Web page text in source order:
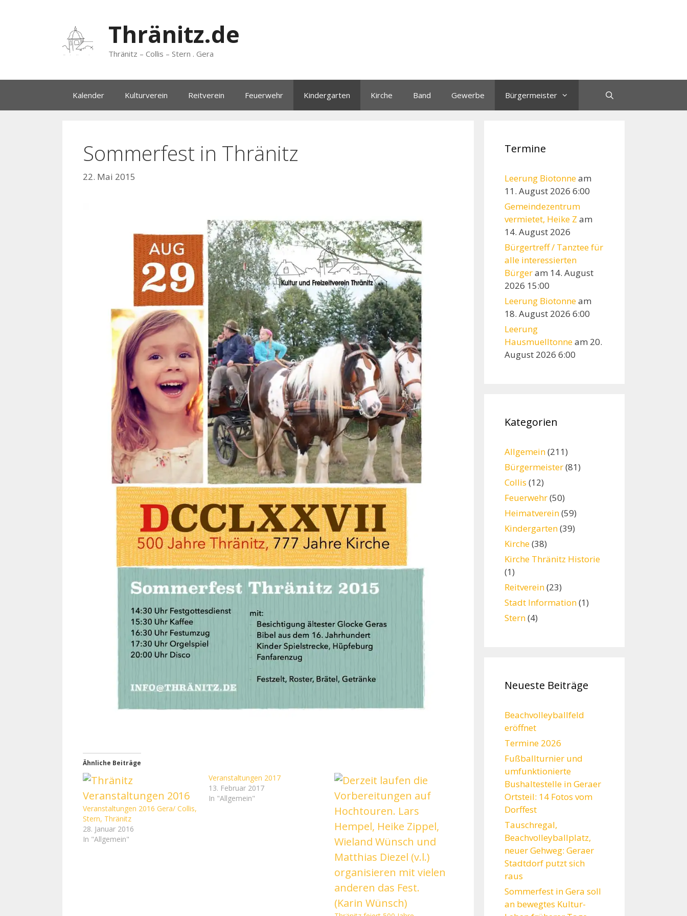
Thränitz.de
Thränitz – Collis – Stern . Gera
Kalender Kulturverein Reitverein Feuerwehr Kindergarten Kirche Band Gewerbe Bürgermeister
Sommerfest in Thränitz
22. Mai 2015
Ähnliche Beiträge
Veranstaltungen 2016 Gera/ Collis,
Stern, Thränitz
28. Januar 2016
In "Allgemein"
Veranstaltungen 2017
13. Februar 2017
In "Allgemein"
Termine
Leerung Biotonneam
11. August 2026 6:00
Gemeindezentrum
vermietet, Heike Z am
14. August 2026
Bürgertreff / Tanztee für
alle interessierten
Bürgeram 14. August
2026 15:00
Leerung Biotonneam
18. August 2026 6:00
Leerung
Hausmuelltonneam 20.
August 2026 6:00
Kategorien
Allgemein(211)
Bürgermeister(81)
Collis (12)
Feuerwehr(50)
Heimatverein(59)
Kindergarten(39)
Kirche(38)
Kirche Thränitz Historie
(1)
Reitverein(23)
Stadt Information(1)
Stern(4)
Neueste Beiträge
Beachvolleyballfeld
eröffnet
Termine 2026
Fußballturnier und
umfunktionierte
Bushaltestelle in Geraer
Ortsteil: 14 Fotos vom
Dorffest
Tauschregal,
Beachvolleyballplatz,
neuer Gehweg: Geraer
Stadtdorf putzt sich
raus
Sommerfest in Gera soll
an bewegtes Kultur-